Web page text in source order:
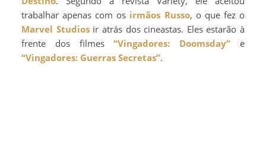
trabalhar apenas com os irmãos Russo, o que fez o
Marvel Studiosir atrás dos cineastas. Eles estarão à
frente dos filmes“Vingadores: Doomsday” e
“Vingadores: Guerras Secretas”.